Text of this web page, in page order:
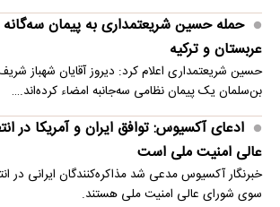
حمله حسین شریعتمداری به پیمان سه‌گانه
عربستان و ترکیه
حسین شریعتمداری اعلام کرد: دیروز آقایان شهباز
بن‌سلمان یک پیمان نظامی سه‌جانبه امضاء کرده‌اند.…
ادعای آکسیوس: توافق ایران و آمریکا در
عالی امنیت ملی است
خبرنگار آکسیوس مدعی شد مذاکره‌کنندگان ایرانی در
سوی شورای عالی امنیت ملی هستند.